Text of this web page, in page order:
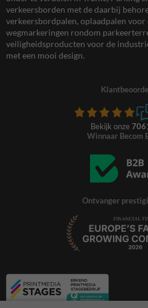
verkeersborden met de daarbij
verkeersbordpalen, oplaadpalen voor
wegmarkeringen rondom
veiligheidsproducten voor de
met een mooi design.
Bekijk onze
Winnaar Becom
Ontvanger